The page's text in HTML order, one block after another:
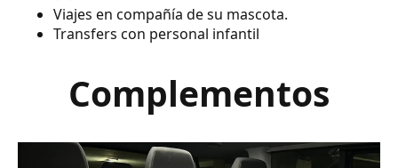
Viajes en compañía de su mascota.
Transfers con personal infantil
Complementos